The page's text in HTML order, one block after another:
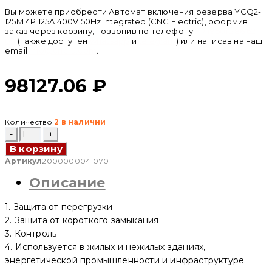
Вы можете приобрести Автомат включения резерва YCQ2-
125M 4P 125A 400V 50Hz Integrated (CNC Electric), оформив
заказ через корзину, позвонив по телефону
(также доступен и
) или написав на наш
email
98127.06 ₽
Количество 2 в наличии
Количество
товара
Автомат
включения
YCQ2-
125M
125A
400V
50Hz
Integrated
(CNC
Electric)
В корзину
Артикул2000000041070
Описание
1. Защита от перегрузки
2. Защита от короткого замыкания
3. Контроль
4. Используется в жилых и нежилых зданиях,
энергетической промышленности и инфраструктуре.